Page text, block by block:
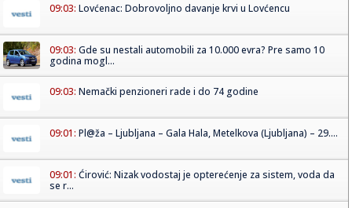
09:03: Lovćenac: Dobrovoljno davanje krvi u Lovćencu
09:03: Gde su nestali automobili za 10.000 evra? Pre samo 10
godina mogl...
09:03: Nemački penzioneri rade i do 74 godine
09:01: Pl@ža – Ljubljana – Gala Hala, Metelkova (Ljubljana) – 29....
09:01: Ćirović: Nizak vodostaj je opterećenje za sistem, voda da
se r...